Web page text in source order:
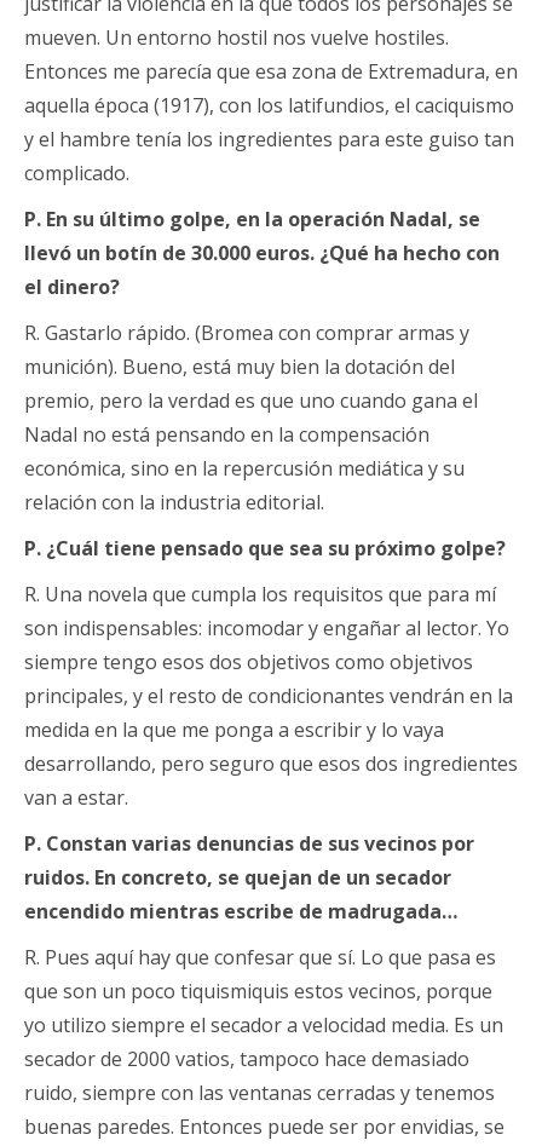
mueven. Un entorno hostil nos vuelve hostiles.
Entonces me parecía que esa zona de Extremadura, en
aquella época (1917), con los latifundios, el caciquismo
y el hambre tenía los ingredientes para este guiso tan
complicado.
P. En su último golpe, en la operación Nadal, se
llevó un botín de 30.000 euros. ¿Qué ha hecho con
el dinero?
R. Gastarlo rápido. (Bromea con comprar armas y
munición). Bueno, está muy bien la dotación del
premio, pero la verdad es que uno cuando gana el
Nadal no está pensando en la compensación
económica, sino en la repercusión mediática y su
relación con la industria editorial.
P. ¿Cuál tiene pensado que sea su próximo golpe?
R. Una novela que cumpla los requisitos que para mí
son indispensables: incomodar y engañar al lector. Yo
siempre tengo esos dos objetivos como objetivos
principales, y el resto de condicionantes vendrán en la
medida en la que me ponga a escribir y lo vaya
desarrollando, pero seguro que esos dos ingredientes
van a estar.
P. Constan varias denuncias de sus vecinos por
ruidos. En concreto, se quejan de un secador
encendido mientras escribe de madrugada…
R. Pues aquí hay que confesar que sí. Lo que pasa es
que son un poco tiquismiquis estos vecinos, porque
yo utilizo siempre el secador a velocidad media. Es un
secador de 2000 vatios, tampoco hace demasiado
ruido, siempre con las ventanas cerradas y tenemos
buenas paredes. Entonces puede ser por envidias, se